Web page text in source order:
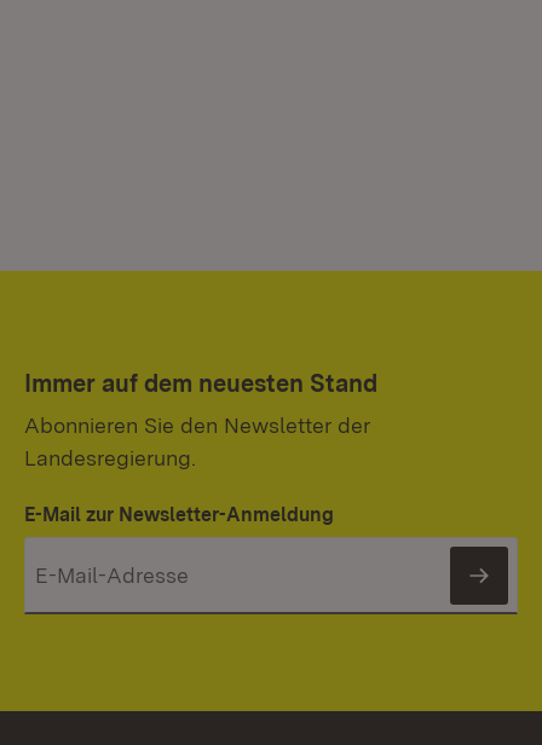
Immer auf dem neuesten Stand
Abonnieren Sie den Newsletter der
Landesregierung.
E-Mail zur Newsletter-Anmeldung